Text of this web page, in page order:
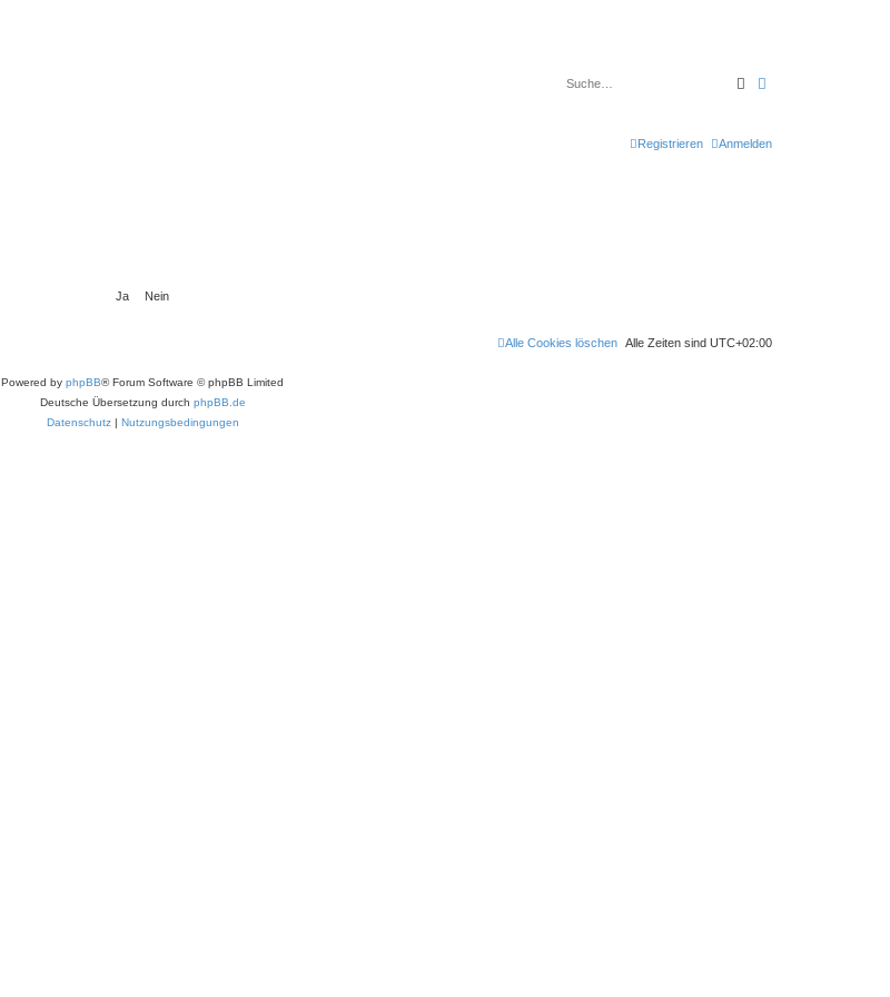
Suche
Anmelden
Registrieren
Alle Zeiten sind UTC+02:00
Alle Cookies löschen
Powered by phpBB® Forum Software © phpBB Limited
Deutsche Übersetzung durch phpBB.de
Datenschutz| Nutzungsbedingungen